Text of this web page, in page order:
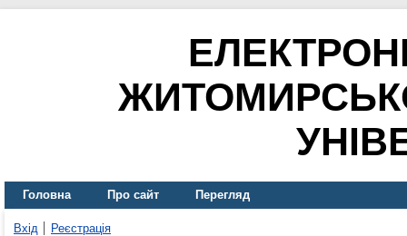
Головна Про сайт Перегляд
Вхід Реєстрація